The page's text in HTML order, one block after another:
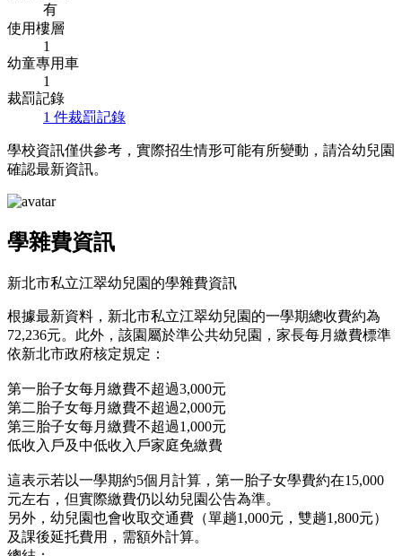
有
使用樓層
1
幼童專用車
1
裁罰記錄
1 件裁罰記錄
學校資訊僅供參考，實際招生情形可能有所變動，請洽幼兒園
確認最新資訊。
學雜費資訊
新北市私立江翠幼兒園的學雜費資訊
根據最新資料，新北市私立江翠幼兒園的一學期總收費約為
72,236元。此外，該園屬於準公共幼兒園，家長每月繳費標準
依新北市政府核定規定：
第一胎子女每月繳費不超過3,000元
第二胎子女每月繳費不超過2,000元
第三胎子女每月繳費不超過1,000元
低收入戶及中低收入戶家庭免繳費
這表示若以一學期約5個月計算，第一胎子女學費約在15,000
元左右，但實際繳費仍以幼兒園公告為準。
另外，幼兒園也會收取交通費（單趟1,000元，雙趟1,800元）
及課後延托費用，需額外計算。